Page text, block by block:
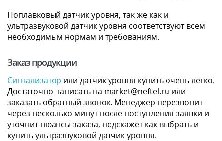
Поплавковый датчик уровня, так же как и
ультразвуковой датчик уровня соответствуют всем
необходимым нормам и требованиям.
Заказ продукции
Сигнализатор или датчик уровня купить очень легко.
Достаточно написать на market@neftel.ru или
заказать обратный звонок. Менеджер перезвонит
через несколько минут после поступления заявки и
уточнит нюансы заказа, подскажет как выбрать и
купить ультразвуковой датчик уровня.